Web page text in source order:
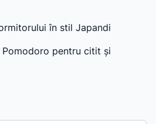
în stil Japandi
pentru citit și